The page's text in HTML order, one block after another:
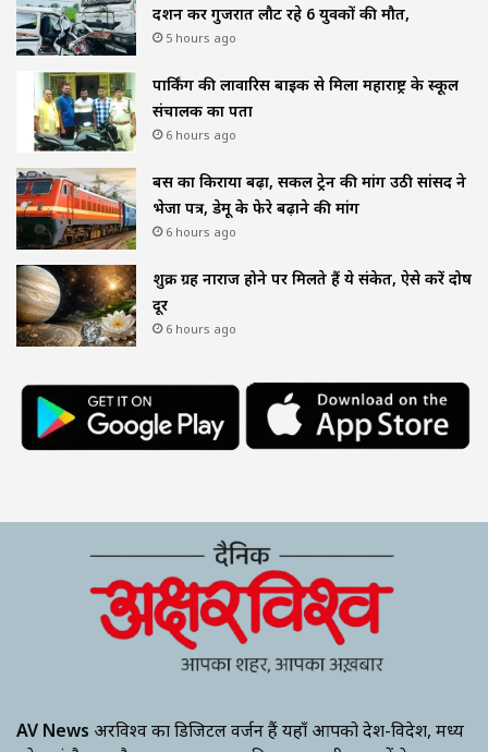
दर्शन कर गुजरात लौट रहे 6 युवकों की मौत,
5 hours ago
पार्किंग की लावारिस बाइक से मिला महाराष्ट्र के स्कूल
संचालक का पता
6 hours ago
बस का किराया बढ़ा, सर्कल ट्रेन की मांग उठी सांसद ने
भेजा पत्र, डेमू के फेरे बढ़ाने की मांग
6 hours ago
शुक्र ग्रह नाराज होने पर मिलते हैं ये संकेत, ऐसे करें दोष
दूर
6 hours ago
AV News अक्षरविश्व का डिजिटल वर्जन हैं यहाँ आपको देश-विदेश, मध्य